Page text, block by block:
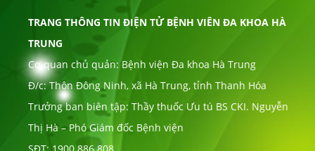
TRANG THÔNG TIN ĐIỆN TỬ BỆNH VIÊN ĐA KHOA HÀ
TRUNG
Cơ quan chủ quản: Bệnh viện Đa khoa Hà Trung
Đ/c: Thôn Đông Ninh, xã Hà Trung, tỉnh Thanh Hóa
Trưởng ban biên tập: Thầy thuốc Ưu tú BS CKI. Nguyễn
Thị Hà – Phó Giám đốc Bệnh viện